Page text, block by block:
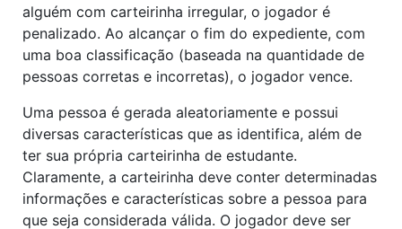
alguém com carteirinha irregular, o jogador é
penalizado. Ao alcançar o fim do expediente, com
uma boa classificação (baseada na quantidade de
pessoas corretas e incorretas), o jogador vence.
Uma pessoa é gerada aleatoriamente e possui
diversas características que as identifica, além de
ter sua própria carteirinha de estudante.
Claramente, a carteirinha deve conter determinadas
informações e características sobre a pessoa para
que seja considerada válida. O jogador deve ser